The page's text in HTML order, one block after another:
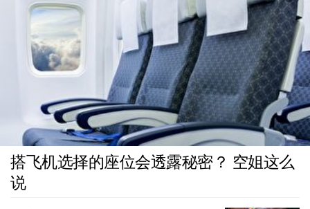
搭飞机选择的座位会透露秘密？ 空姐这么
说